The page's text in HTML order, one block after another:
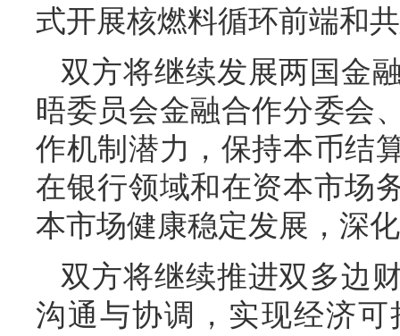
式开展核燃料循环前端和
双方将继续发展两国金
晤委员会金融合作分委会
作机制潜力，保持本币结
在银行领域和在资本市场
本市场健康稳定发展，深
双方将继续推进双多边
沟通与协调，实现经济